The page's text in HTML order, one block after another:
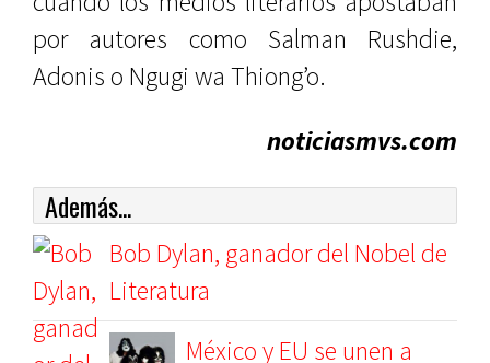
por autores como Salman Rushdie,
Adonis o Ngugi wa Thiong’o.
noticiasmvs.com
Además...
Bob Dylan, ganador del Nobel de
Literatura
México y EU se unen a